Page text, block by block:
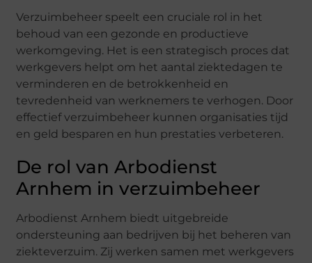
Verzuimbeheer speelt een cruciale rol in het
behoud van een gezonde en productieve
werkomgeving. Het is een strategisch proces dat
werkgevers helpt om het aantal ziektedagen te
verminderen en de betrokkenheid en
tevredenheid van werknemers te verhogen. Door
effectief verzuimbeheer kunnen organisaties tijd
en geld besparen en hun prestaties verbeteren.
De rol van Arbodienst
Arnhem in verzuimbeheer
Arbodienst Arnhem biedt uitgebreide
ondersteuning aan bedrijven bij het beheren van
ziekteverzuim. Zij werken samen met werkgevers